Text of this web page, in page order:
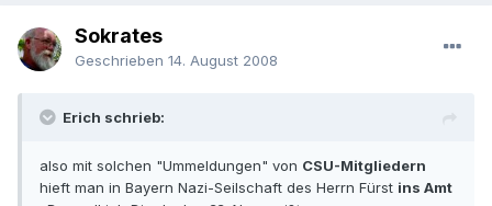
Sokrates
Geschrieben 14. August 2008
Erich schrieb:
also mit solchen "Ummeldungen" von CSU-Mitgliedern
hieft man in Bayern Nazi-Seilschaft des Herrn Fürst ins Amt